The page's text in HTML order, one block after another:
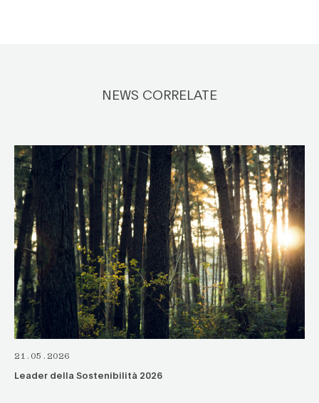
NEWS CORRELATE
21.05.2026
Leader della Sostenibilità 2026